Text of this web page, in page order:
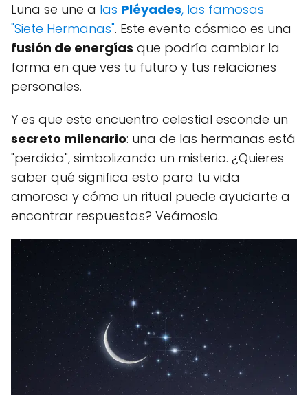
Luna se une a las Pléyades, las famosas
"Siete Hermanas". Este evento cósmico es una
fusión de energías que podría cambiar la
forma en que ves tu futuro y tus relaciones
personales.
Y es que este encuentro celestial esconde un
secreto milenario: una de las hermanas está
"perdida", simbolizando un misterio. ¿Quieres
saber qué significa esto para tu vida
amorosa y cómo un ritual puede ayudarte a
encontrar respuestas? Veámoslo.